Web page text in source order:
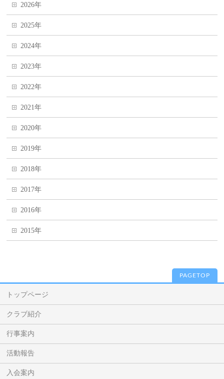
2026年
2025年
2024年
2023年
2022年
2021年
2020年
2019年
2018年
2017年
2016年
2015年
PAGETOP
トップページ
クラブ紹介
行事案内
活動報告
入会案内